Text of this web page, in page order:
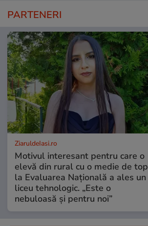
PARTENERI
ZiaruldeIasi.ro
Motivul interesant pentru care o
elevă din rural cu o medie de top
la Evaluarea Națională a ales un
liceu tehnologic. „Este o
nebuloasă și pentru noi”